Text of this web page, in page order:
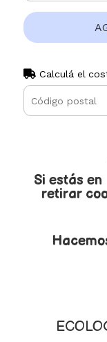
Calculá el
Si estás
retirar